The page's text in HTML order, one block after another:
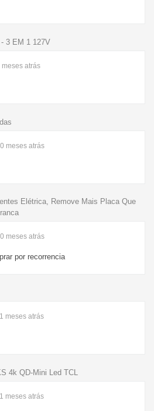
3 EM 1 127V
meses atrás
meses atrás
Elétrica, Remove Mais Placa Que
meses atrás
por recorrencia
meses atrás
4k QD-Mini Led TCL
meses atrás